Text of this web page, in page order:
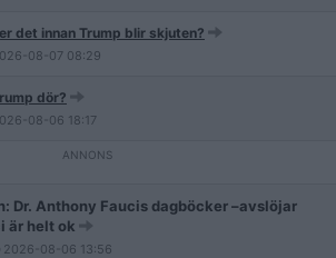
det innan Trump blir skjuten?
08-07 08:29
dör?
08-06 18:17
Dr. Anthony Faucis dagböcker –avslöjar
är helt ok
2026-08-06 13:56